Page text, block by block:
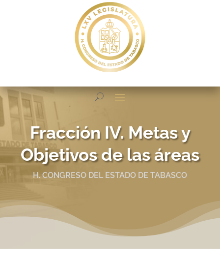
Fracción IV. Metas y
Objetivos de las áreas
H. CONGRESO DEL ESTADO DE TABASCO